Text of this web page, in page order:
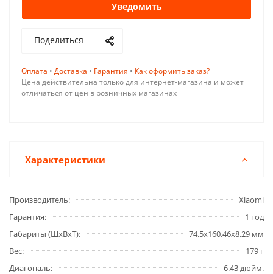
Уведомить
Поделиться
Оплата • Доставка • Гарантия • Как оформить заказ?
Цена действительна только для интернет-магазина и может
отличаться от цен в розничных магазинах
Характеристики
Производитель
Xiaomi
Гарантия
1 год
Габариты (ШxВxТ)
74.5x160.46x8.29 мм
Вес
179 г
Диагональ
6.43 дюйм.